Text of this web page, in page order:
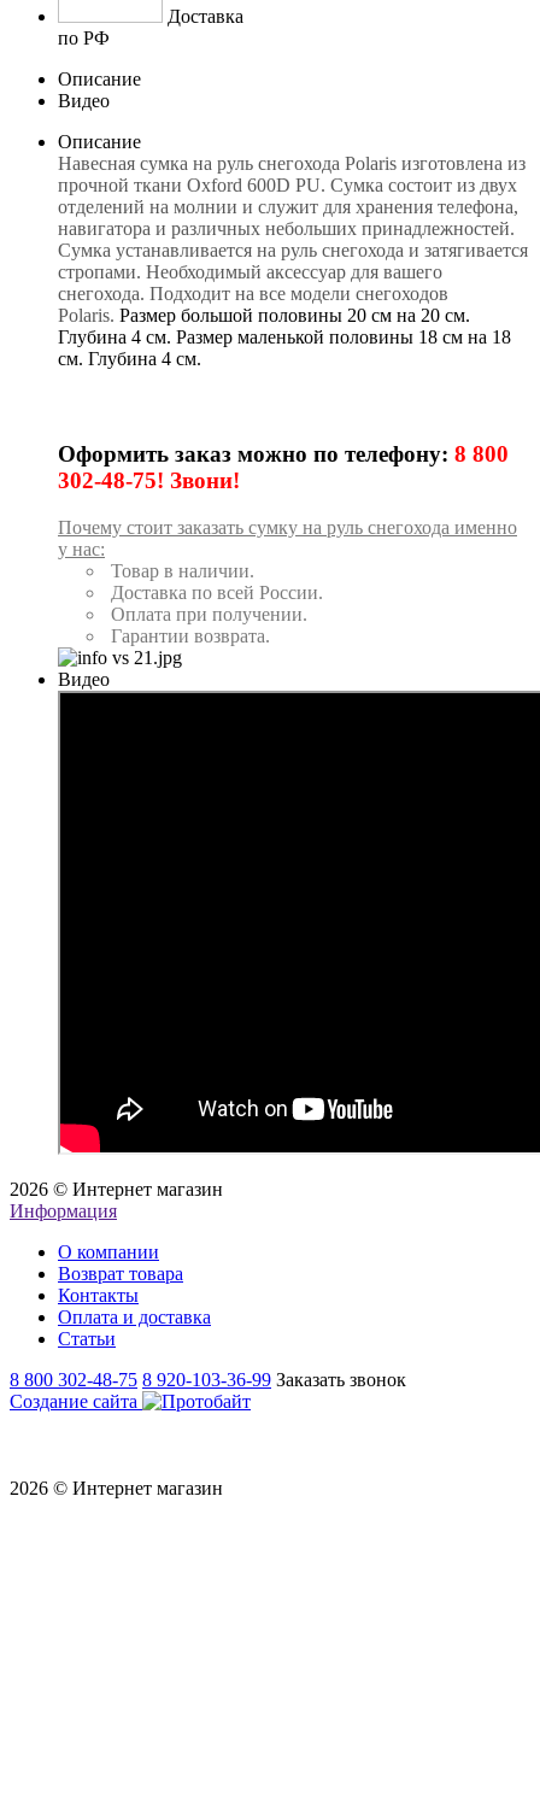
Доставка
по РФ
Описание
Видео
Описание
Навесная сумка на руль снегохода Polaris изготовлена из
прочной ткани Oxford 600D PU. Сумка состоит из двух
отделений на молнии и служит для хранения телефона,
навигатора и различных небольших принадлежностей.
Сумка устанавливается на руль снегохода и затягивается
стропами. Необходимый аксессуар для вашего
снегохода. Подходит на все модели снегоходов
Polaris. Размер большой половины 20 см на 20 см.
Глубина 4 см. Размер маленькой половины 18 см на 18
см. Глубина 4 см.
Оформить заказ можно по телефону: 8 800
302-48-75! Звони!
Почему стоит заказать сумку на руль снегохода именно
у нас:
Товар в наличии.
Доставка по всей России.
Оплата при получении.
Гарантии возврата.
Видео
2026 © Интернет магазин
Информация
О компании
Возврат товара
Контакты
Оплата и доставка
Статьи
8 800 302-48-75 8 920-103-36-99 Заказать звонок
Создание сайта
2026 © Интернет магазин